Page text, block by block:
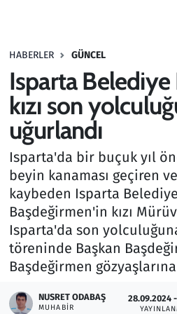
HABERLER GÜNCEL
Isparta Belediye
kızı son
uğurlandı
Isparta'da bir buçuk yıl
beyin kanaması geçiren
kaybeden Isparta
Başdeğirmen'in kızı
Isparta'da son
töreninde Başkan
Başdeğirmen
NUSRET ODABAŞ
MUHABIR
28.09.2024
Haber
Kurumsal Haberler
Lezzet Durağı
Memur ve Kamu
Otomobil
Oyun
Ramazan